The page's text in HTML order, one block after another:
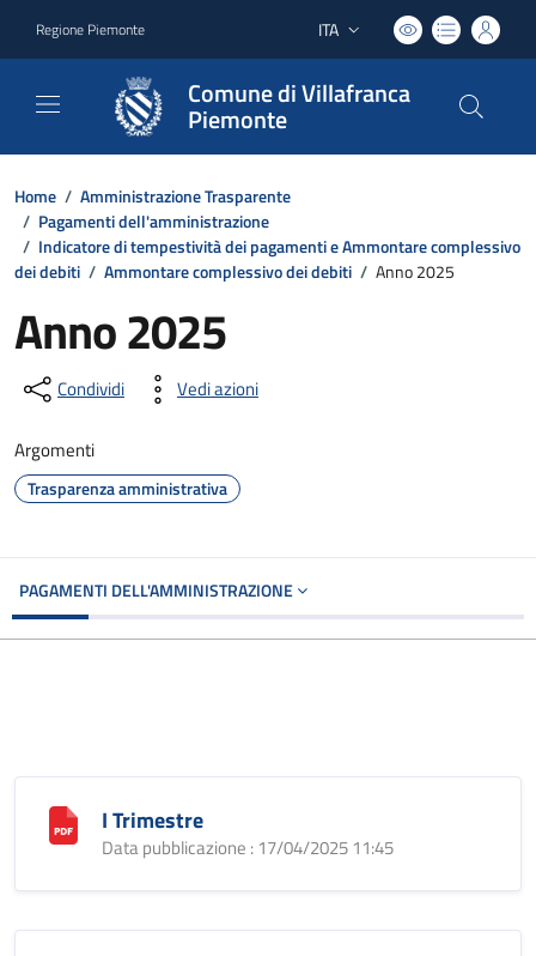
Regione Piemonte Lingua attiva:
ITA
Comune di Villafranca
Piemonte
Home / Amministrazione Trasparente
/ Pagamenti dell'amministrazione
/ Indicatore di tempestività dei pagamenti e Ammontare complessivo
dei debiti / Ammontare complessivo dei debiti / Anno 2025
Anno 2025
Condividi Vedi azioni
Argomenti
Trasparenza amministrativa
PAGAMENTI DELL'AMMINISTRAZIONE
I Trimestre
Data pubblicazione : 17/04/2025 11:45